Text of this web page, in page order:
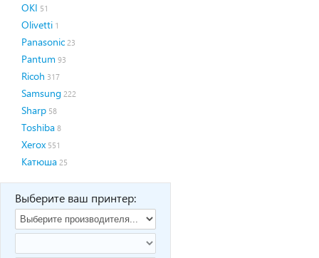
OKI 51
Olivetti 1
Panasonic 23
Pantum 93
Ricoh 317
Samsung 222
Sharp 58
Toshiba 8
Xerox 551
Катюша 25
Выберите ваш принтер: